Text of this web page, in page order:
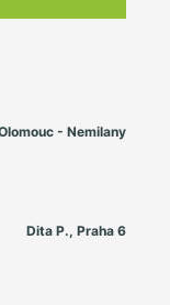
- Nemilany
Dita P., Praha 6